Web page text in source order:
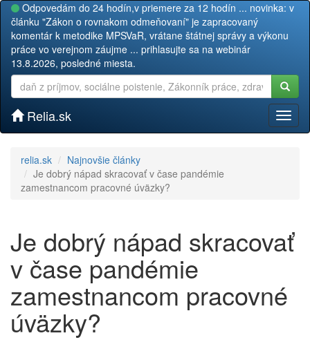
Odpovedám do 24 hodín,v priemere za 12 hodín ... novinka: v
článku "Zákon o rovnakom odmeňovaní" je zapracovaný
komentár k metodike MPSVaR, vrátane štátnej správy a výkonu
práce vo verejnom záujme ... prihlasujte sa na webinár
13.8.2026, posledné miesta.
Relia.sk
relia.sk
Najnovšie články
Je dobrý nápad skracovať v čase pandémie
zamestnancom pracovné úväzky?
Je dobrý nápad skracovať
v čase pandémie
zamestnancom pracovné
úväzky?